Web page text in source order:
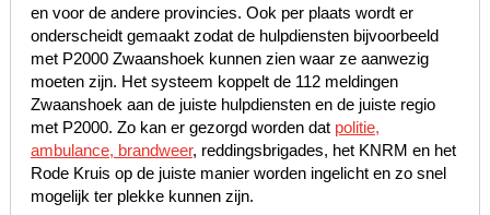
en voor de andere provincies. Ook per plaats wordt er
onderscheidt gemaakt zodat de hulpdiensten bijvoorbeeld
met P2000 Zwaanshoek kunnen zien waar ze aanwezig
moeten zijn. Het systeem koppelt de 112 meldingen
Zwaanshoek aan de juiste hulpdiensten en de juiste regio
met P2000. Zo kan er gezorgd worden dat politie,
ambulance, brandweer, reddingsbrigades, het KNRM en het
Rode Kruis op de juiste manier worden ingelicht en zo snel
mogelijk ter plekke kunnen zijn.